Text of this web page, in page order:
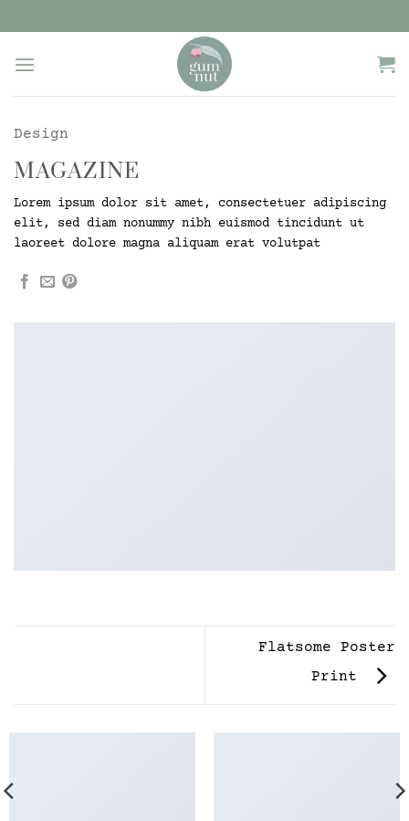
Inhalt
springen
Design
MAGAZINE
Lorem ipsum dolor sit amet, consectetuer adipiscing
elit, sed diam nonummy nibh euismod tincidunt ut
laoreet dolore magna aliquam erat volutpat
Flatsome Poster
Print